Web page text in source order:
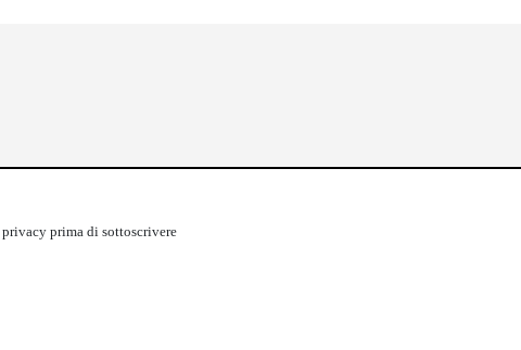
privacy prima di sottoscrivere